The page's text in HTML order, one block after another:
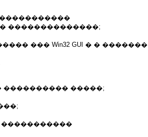
��������������;
��� Win32 GUI � � �������
���������� �����;
�����������